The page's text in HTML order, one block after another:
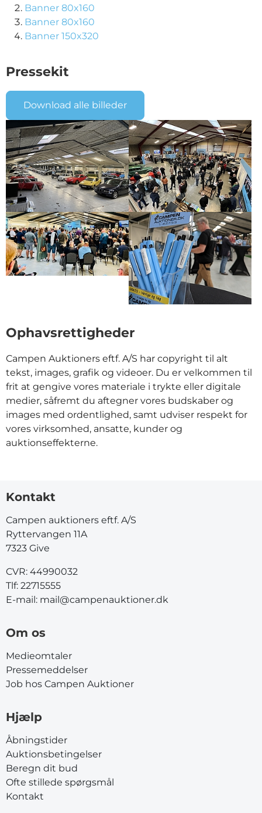
Banner 80x160
Banner 80x160
Banner 150x320
Pressekit
Download alle billeder
Ophavsrettigheder
Campen Auktioners eftf. A/S har copyright til alt
tekst, images, grafik og videoer. Du er velkommen til
frit at gengive vores materiale i trykte eller digitale
medier, såfremt du aftegner vores budskaber og
images med ordentlighed, samt udviser respekt for
vores virksomhed, ansatte, kunder og
auktionseffekterne.
Kontakt
Campen auktioners eftf. A/S
Ryttervangen 11A
7323 Give
CVR: 44990032
Tlf: 22715555
E-mail: mail@campenauktioner.dk
Om os
Medieomtaler
Pressemeddelser
Job hos Campen Auktioner
Hjælp
Åbningstider
Auktionsbetingelser
Beregn dit bud
Ofte stillede spørgsmål
Kontakt